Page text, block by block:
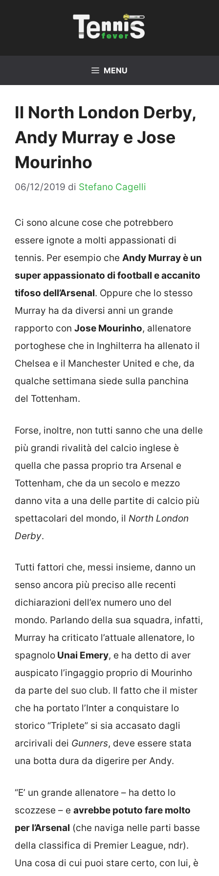
MENU
Il North London Derby,
Andy Murray e Jose
Mourinho
06/12/2019 di Stefano Cagelli
Ci sono alcune cose che potrebbero
essere ignote a molti appassionati di
tennis. Per esempio che Andy Murray è un
super appassionato di football e accanito
tifoso dell’Arsenal. Oppure che lo stesso
Murray ha da diversi anni un grande
rapporto con Jose Mourinho, allenatore
portoghese che in Inghilterra ha allenato il
Chelsea e il Manchester United e che, da
qualche settimana siede sulla panchina
del Tottenham.
Forse, inoltre, non tutti sanno che una delle
più grandi rivalità del calcio inglese è
quella che passa proprio tra Arsenal e
Tottenham, che da un secolo e mezzo
danno vita a una delle partite di calcio più
spettacolari del mondo, il North London
Derby.
Tutti fattori che, messi insieme, danno un
senso ancora più preciso alle recenti
dichiarazioni dell’ex numero uno del
mondo. Parlando della sua squadra, infatti,
Murray ha criticato l’attuale allenatore, lo
spagnolo Unai Emery, e ha detto di aver
auspicato l’ingaggio proprio di Mourinho
da parte del suo club. Il fatto che il mister
che ha portato l’Inter a conquistare lo
storico “Triplete” si sia accasato dagli
arcirivali dei Gunners, deve essere stata
una botta dura da digerire per Andy.
“E’ un grande allenatore – ha detto lo
scozzese – e avrebbe potuto fare molto
per l’Arsenal (che naviga nelle parti basse
della classifica di Premier League, ndr).
Una cosa di cui puoi stare certo, con lui, è